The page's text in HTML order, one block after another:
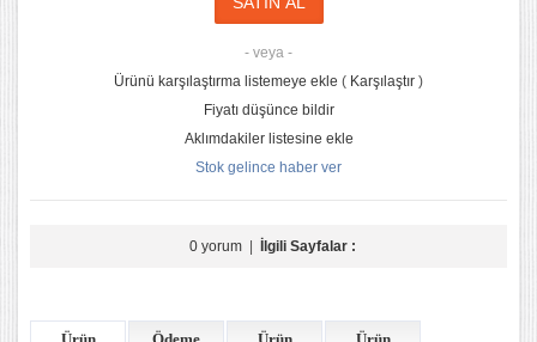
- veya -
Ürünü karşılaştırma listemeye ekle ( Karşılaştır )
Fiyatı düşünce bildir
Aklımdakiler listesine ekle
Stok gelince haber ver
0 yorum| İlgili Sayfalar :